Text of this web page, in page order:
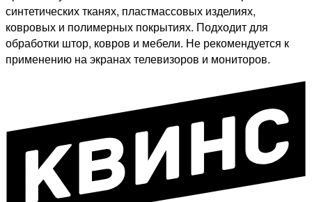
синтетических тканях, пластмассовых изделиях,
ковровых и полимерных покрытиях. Подходит для
обработки штор, ковров и мебели. Не рекомендуется к
применению на экранах телевизоров и мониторов.